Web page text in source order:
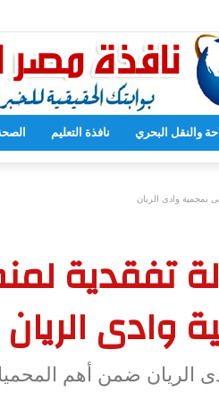
بدءا من العام المقبل
والنقل البحري نافذة التعليم
بمحمية وادى الريان
تفقدية
وادى الريان
الريان ضمن أهم